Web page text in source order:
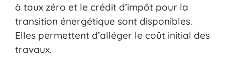
à taux zéro et le crédit d’impôt pour la
transition énergétique sont disponibles.
Elles permettent d’alléger le coût initial des
travaux.